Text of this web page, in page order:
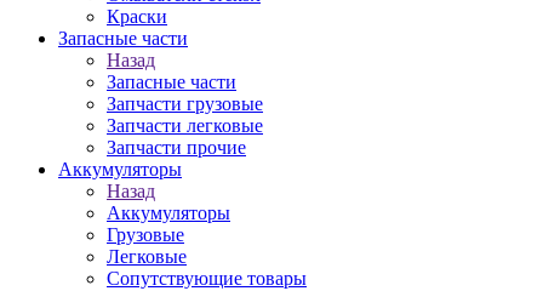
Краски
Запасные части
Назад
Запасные части
Запчасти грузовые
Запчасти легковые
Запчасти прочие
Аккумуляторы
Назад
Аккумуляторы
Грузовые
Легковые
Сопутствующие товары